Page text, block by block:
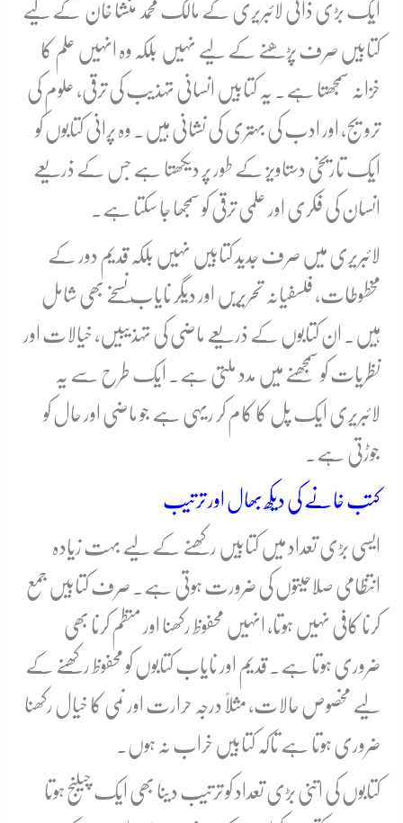
ایک بڑی ذاتی لائبریری کے مالک محمد منشا خان کے لیے
کتابیں صرف پڑھنے کے لیے نہیں بلکہ وہ انہیں علم کا
خزانہ سمجھتا ہے۔ یہ کتابیں انسانی تہذیب کی ترقی، علوم کی
ترویج، اور ادب کی بہتری کی نشانی ہیں۔ وہ پرانی کتابوں کو
ایک تاریخی دستاویز کے طور پر دیکھتا ہے جس کے ذریعے
انسان کی فکری اور علمی ترقی کو سمجھا جا سکتا ہے۔
لائبریری میں صرف جدید کتابیں نہیں بلکہ قدیم دور کے
مخطوطات، فلسفیانہ تحریریں اور دیگر نایاب نسخے بھی شامل
ہیں۔ ان کتابوں کے ذریعے ماضی کی تہذیبیں، خیالات اور
نظریات کو سمجھنے میں مدد ملتی ہے۔ ایک طرح سے یہ
لائبریری ایک پل کا کام کر ریہی ہے جو ماضی اور حال کو
جوڑتی ہے۔
کتب خانے کی دیکھ بھال اور ترتیب
ایسی بڑی تعداد میں کتابیں رکھنے کے لیے بہت زیادہ
انتظامی صلاحیتوں کی ضرورت ہوتی ہے۔ صرف کتابیں جمع
کرنا کافی نہیں ہوتا، انہیں محفوظ رکھنا اور منظم کرنا بھی
ضروری ہوتا ہے۔ قدیم اور نایاب کتابوں کو محفوظ رکھنے کے
لیے مخصوص حالات، مثلاً درجہ حرارت اور نمی کا خیال رکھنا
ضروری ہوتا ہے تاکہ کتابیں خراب نہ ہوں۔
کتابوں کی اتنی بڑی تعداد کو ترتیب دینا بھی ایک چیلنج ہوتا